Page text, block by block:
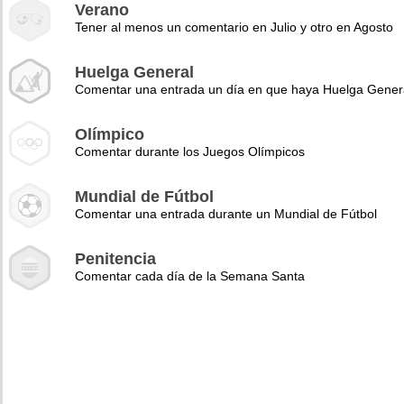
Verano
Tener al menos un comentario en Julio y otro en Agosto
Huelga General
Comentar una entrada un día en que haya Huelga
Olímpico
Comentar durante los Juegos Olímpicos
Mundial de Fútbol
Comentar una entrada durante un Mundial de Fútbol
Penitencia
Comentar cada día de la Semana Santa